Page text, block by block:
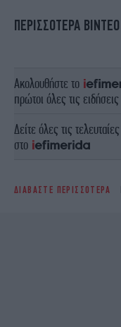
ΠΕΡΙΣΣΟΤΕΡΑ ΒΙΝΤΕΟ
Ακολουθήστε το
πρώτοι όλες τις ειδήσεις
Δείτε όλες τις τελευταίες
στο
ΔΙΑΒΑΣΤΕ ΠΕΡΙΣΣΟΤΕΡΑ